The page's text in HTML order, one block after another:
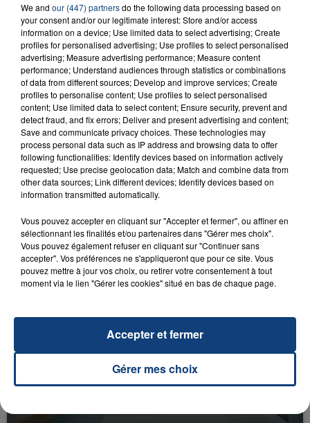
FIL D'ACTU
23 juillet 2026
INCENDIE MORTEL À LENS : UNE FEMME ET
SON BÉBÉ ENTRE LA VIE ET LA...
Un homme s'est immolé par le feu après avoir
aspergé sa compagne et leur bébé de trois mois
d'un liquide inflammable.
UNE ADOLESCENTE DEVANT SE FAIRE
We and our (447) partnersdo the following data processing based on
your consent and/or our legitimate interest: Store and/or access
information on a device; Use limited data to select advertising; Create
profiles for personalised advertising; Use profiles to select personalised
advertising; Measure advertising performance; Measure content
performance; Understand audiences through statistics or combinations
of data from different sources; Develop and improve services; Create
profiles to personalise content; Use profiles to select personalised
content; Use limited data to select content; Ensure security, prevent and
detect fraud, and fix errors; Deliver and present advertising and content;
Save and communicate privacy choices. These technologies may
process personal data such as IP address and browsing data to offer
following functionalities: Identify devices based on information actively
requested; Use precise geolocation data; Match and combine data from
other data sources; Link different devices; Identify devices based on
information transmitted automatically.
Vous pouvez accepter en cliquant sur "Accepter et fermer", ou affiner en
sélectionnant les finalités et/ou partenaires dans "Gérer mes choix".
Vous pouvez également refuser en cliquant sur "Continuer sans
accepter". Vos préférences ne s'appliqueront que pour ce site. Vous
pouvez mettre à jour vos choix, ou retirer votre consentement à tout
moment via le lien "Gérer les cookies" situé en bas de chaque page.
Gérer mes choix
Accepter et fermer